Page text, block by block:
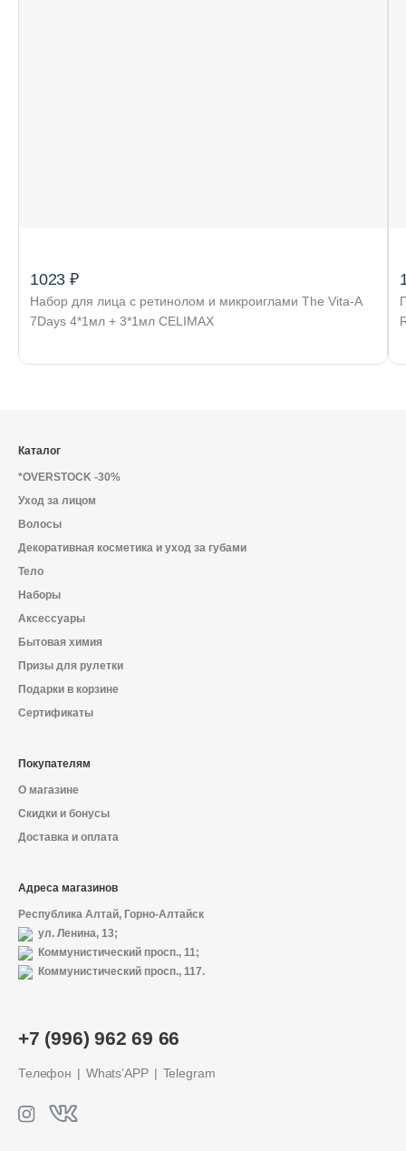
1023 ₽
Набор для лица с ретинолом и микроиглами The Vita-A
7Days 4*1мл + 3*1мл CELIMAX
+7 (996) 962 69 66
Телефон Whats’APP Telegram
Каталог
*OVERSTOCK -30%
Уход за лицом
Волосы
Декоративная косметика и уход за губами
Тело
Наборы
Аксессуары
Бытовая химия
Призы для рулетки
Подарки в корзине
Сертификаты
Покупателям
О магазине
Скидки и бонусы
Доставка и оплата
Адреса магазинов
Республика Алтай, Горно-Алтайск
ул. Ленина, 13;
Коммунистический просп., 11;
Коммунистический просп., 117.